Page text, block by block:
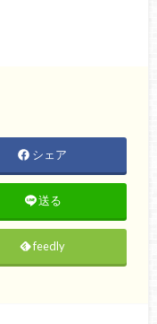
シェア
送る
feedly